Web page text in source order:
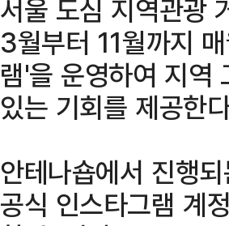
서울 도심 지역관광
3월부터 11월까지
램'을 운영하여 지역
있는 기회를 제공한
안테나숍에서 진행
공식 인스타그램